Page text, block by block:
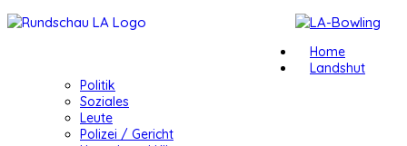
Home
Landshut
Politik
Soziales
Leute
Polizei / Gericht